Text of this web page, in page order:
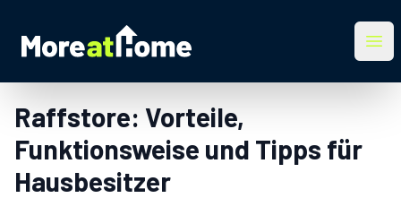
More at Home
Raffstore: Vorteile,
Funktionsweise und Tipps für
Hausbesitzer